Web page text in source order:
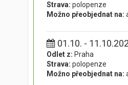
Strava: polopenze
Možno přeobjednat na:
01.10. -
Odlet z: Praha
Strava: polopenze
Možno přeobjednat na: